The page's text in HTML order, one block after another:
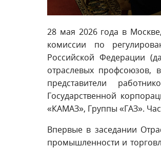
28 мая 2026 года в
комиссии по
Российской Федерации
отраслевых профсоюзов,
представители
Государственной
«КАМАЗ», Группы «ГАЗ».
Впервые в заседании
промышленности и